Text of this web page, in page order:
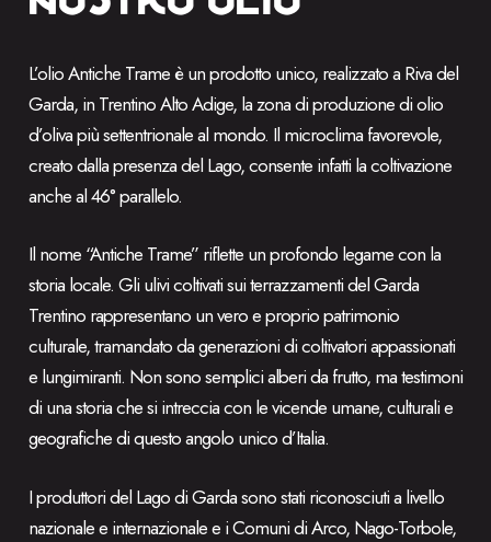
L’olio Antiche Trame è un prodotto unico, realizzato a Riva del
Garda, in Trentino Alto Adige, la zona di produzione di olio
d’oliva più settentrionale al mondo. Il microclima favorevole,
creato dalla presenza del Lago, consente infatti la coltivazione
anche al 46° parallelo.
Il nome “Antiche Trame” riflette un profondo legame con la
storia locale. Gli ulivi coltivati sui terrazzamenti del Garda
Trentino rappresentano un vero e proprio patrimonio
culturale, tramandato da generazioni di coltivatori appassionati
e lungimiranti. Non sono semplici alberi da frutto, ma testimoni
di una storia che si intreccia con le vicende umane, culturali e
geografiche di questo angolo unico d’Italia.
I produttori del Lago di Garda sono stati riconosciuti a livello
nazionale e internazionale e i Comuni di Arco, Nago-Torbole,